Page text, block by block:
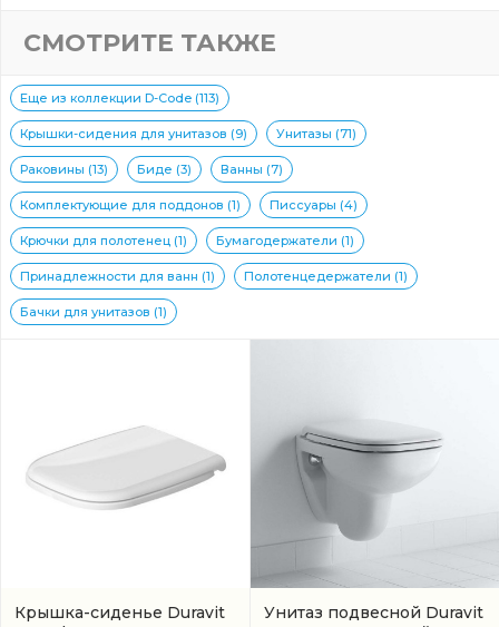
СМОТРИТЕ ТАКЖЕ
Еще из коллекции D-Code (113)
Крышки-сидения для унитазов (9) Унитазы (71)
Раковины (13) Биде (3) Ванны (7)
Комплектующие для поддонов (1) Писсуары (4)
Крючки для полотенец (1) Бумагодержатели (1)
Принадлежности для ванн (1) Полотенцедержатели (1)
Бачки для унитазов (1)
Крышка-сиденье Duravit
Унитаз подвесной Duravit